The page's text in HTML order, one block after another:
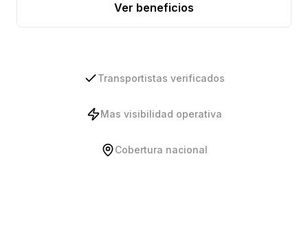
Ver beneficios
Transportistas verificados
Mas visibilidad operativa
Cobertura nacional